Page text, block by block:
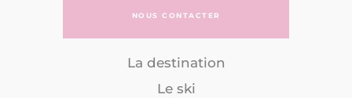
NOUS CONTACTER
La destination
Le ski